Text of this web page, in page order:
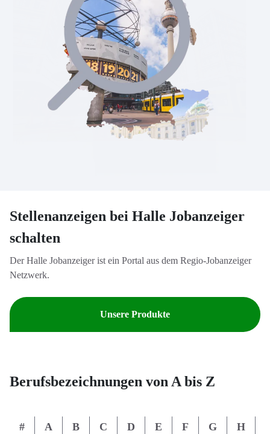
Stellenanzeigen bei Halle Jobanzeiger
schalten
Der Halle Jobanzeiger ist ein Portal aus dem Regio-Jobanzeiger
Netzwerk.
Unsere Produkte
Berufsbezeichnungen von A bis Z
# A B C D E F G H